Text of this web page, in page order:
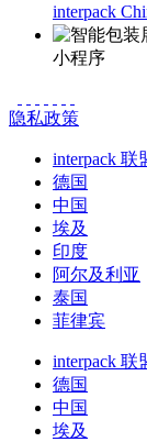
interpack
小程序
隐私政策
interpack 联
德国
中国
埃及
印度
阿尔及利亚
泰国
菲律宾
interpack 联
德国
中国
埃及